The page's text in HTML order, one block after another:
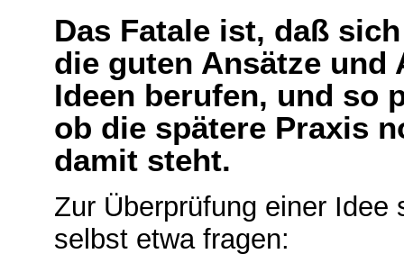
Das Fatale ist, daß
die guten Ansätze und
Ideen berufen, und so
ob die spätere Praxis
damit steht.
Zur Überprüfung einer
selbst etwa fragen: